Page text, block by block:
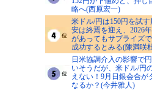
略へ(西原宏一)
米ドル/円は150円を試
安は終焉を迎え、2026
があってもサプライズ
成功するとみる(陳満咲
日米協調介入の影響で
いそうだが、米ドル/円
えない！9月日銀会合が
なるか？(今井雅人)